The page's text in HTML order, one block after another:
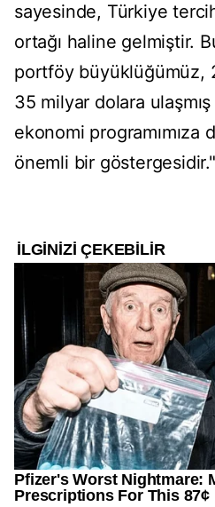
sayesinde, Türkiye
ortağı haline gelmiştir.
portföy büyüklüğümüz,
35 milyar dolara
ekonomi programımıza
önemli bir göstergesidir."